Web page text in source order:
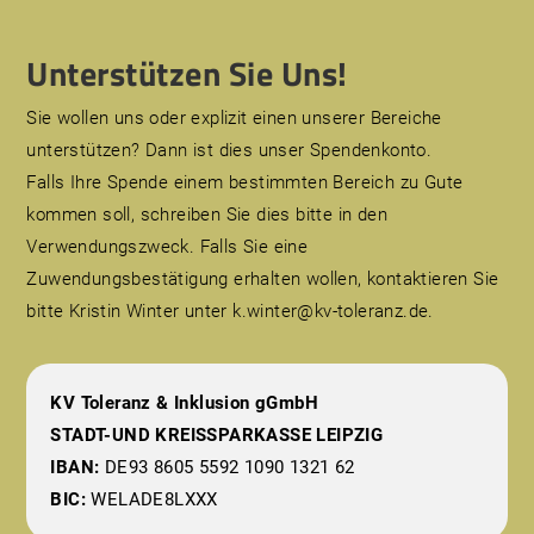
Unterstützen Sie Uns!
Sie wollen uns oder explizit einen unserer Bereiche
unterstützen? Dann ist dies unser Spendenkonto.
Falls Ihre Spende einem bestimmten Bereich zu Gute
kommen soll, schreiben Sie dies bitte in den
Verwendungszweck. Falls Sie eine
Zuwendungsbestätigung erhalten wollen, kontaktieren Sie
bitte Kristin Winter unter k.winter@kv-toleranz.de.
KV Toleranz & Inklusion gGmbH
STADT-UND KREISSPARKASSE LEIPZIG
IBAN: DE93 8605 5592 1090 1321 62
BIC: WELADE8LXXX